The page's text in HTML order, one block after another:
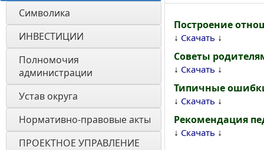
Символика
ИНВЕСТИЦИИ
Полномочия
администрации
Устав округа
Нормативно-правовые акты
ПРОЕКТНОЕ УПРАВЛЕНИЕ
Построение
↓ Скачать ↓
Советы
↓ Скачать ↓
Типичные
↓ Скачать ↓
Рекомендация
↓ Скачать ↓